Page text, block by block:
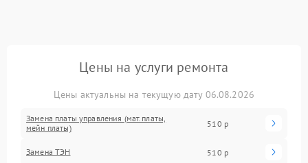
Цены на услуги ремонта
Цены актуальны на текущую дату 06.08.2026
Замена платы управления (мат.платы,
мейн платы)
510 р
Замена ТЭН 510 р